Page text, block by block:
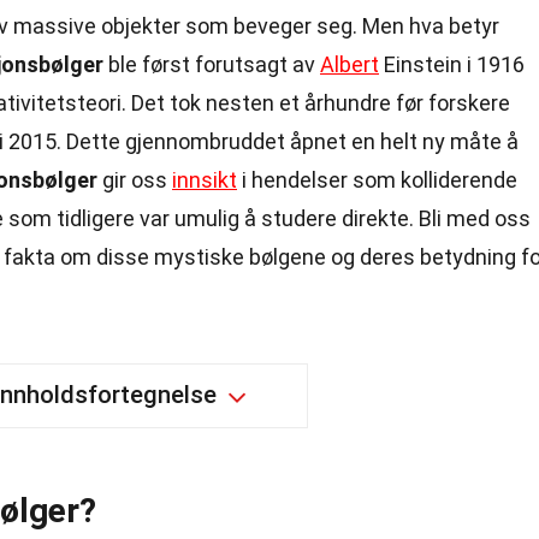
objekter som beveger seg. Men hva betyr
ble først forutsagt avAlbert Einstein i 1916
Det tok nesten et århundre før forskere
2015. Dette gjennombruddet åpnet en helt ny måte å
gir oss innsikt i hendelser som kolliderende
tidligere var umulig å studere direkte. Bli med oss
om disse mystiske bølgene og deres betydning